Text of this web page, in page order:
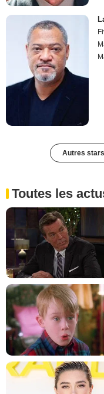
Autres
Toutes les